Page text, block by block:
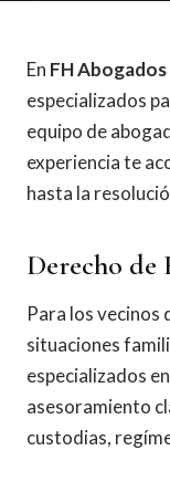
En FH Abogados
especializados
equipo de
experiencia te
hasta la
Derecho de
Para los vecinos
situaciones
especializados en
asesoramiento
custodias,